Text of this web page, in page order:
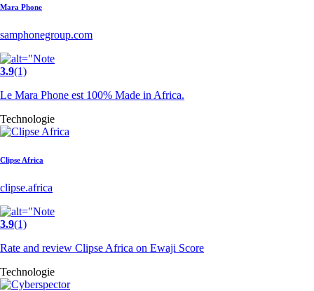
Mara Phone
samphonegroup.com
3.9(1)
Le Mara Phone est 100% Made in Africa.
Technologie
Clipse Africa
clipse.africa
3.9(1)
Rate and review Clipse Africa on Ewaji Score
Technologie